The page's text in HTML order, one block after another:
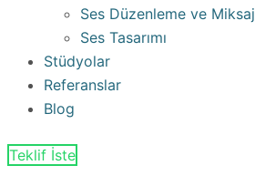
Ses Düzenleme ve Miksaj
Ses Tasarımı
Stüdyolar
Referanslar
Blog
Teklif İste